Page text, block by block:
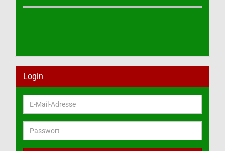
Login
E-
Mail-
Adresse
Passwort